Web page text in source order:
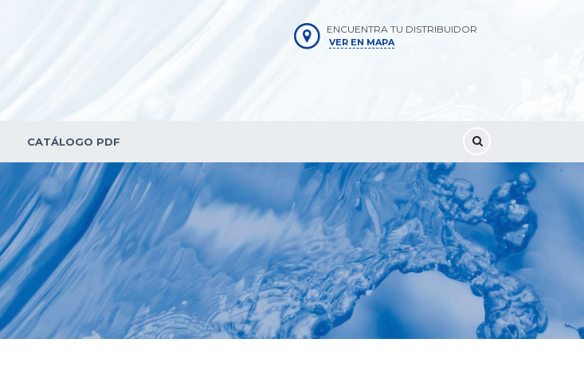
ENCUENTRA TU DISTRIBUIDOR
VER EN MAPA
CATÁLOGO PDF